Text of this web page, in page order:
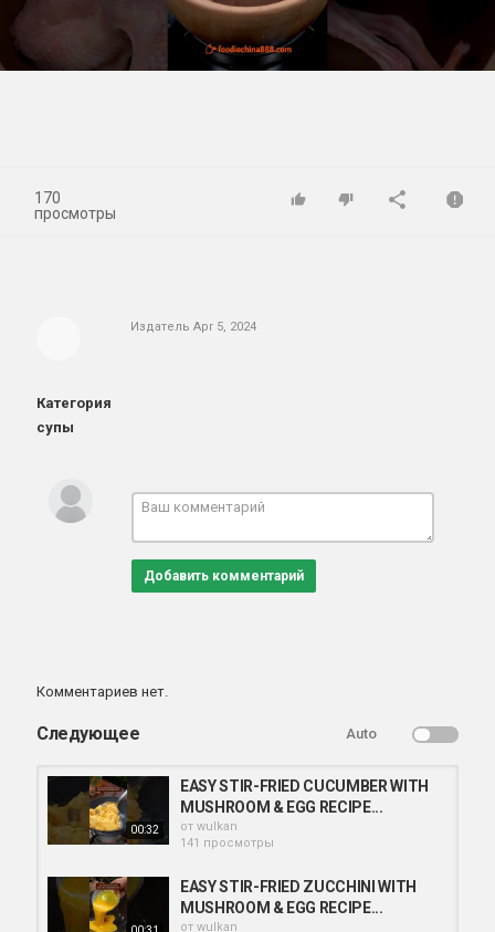
Video
170
просмотры
Издатель Apr 5, 2024
Категория
супы
Добавить комментарий
Комментариев нет.
Следующее Auto
00:32
EASY STIR-FRIED CUCUMBER WITH
MUSHROOM & EGG RECIPE...
от wulkan
141 просмотры
EASY STIR-FRIED ZUCCHINI WITH
MUSHROOM & EGG RECIPE...
от wulkan